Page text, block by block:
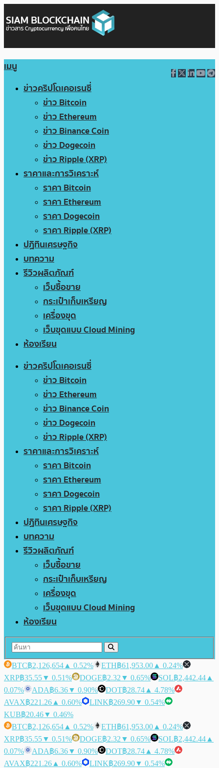
เมนู
ข่าวคริปโตเคอเรนซี่
ข่าว Bitcoin
ข่าว Ethereum
ข่าว Binance Coin
ข่าว Dogecoin
ข่าว Ripple (XRP)
ราคาและการวิเคราะห์
ราคา Bitcoin
ราคา Ethereum
ราคา Dogecoin
ราคา Ripple (XRP)
ปฏิทินเศรษฐกิจ
บทความ
รีวิวผลิตภัณฑ์
เว็บซื้อขาย
กระเป๋าเก็บเหรียญ
เครื่องขุด
เว็บขุดแบบ Cloud Mining
ห้องเรียน
ข่าวคริปโตเคอเรนซี่
ข่าว Bitcoin
ข่าว Ethereum
ข่าว Binance Coin
ข่าว Dogecoin
ข่าว Ripple (XRP)
ราคาและการวิเคราะห์
ราคา Bitcoin
ราคา Ethereum
ราคา Dogecoin
ราคา Ripple (XRP)
ปฏิทินเศรษฐกิจ
บทความ
รีวิวผลิตภัณฑ์
เว็บซื้อขาย
กระเป๋าเก็บเหรียญ
เครื่องขุด
เว็บขุดแบบ Cloud Mining
ห้องเรียน
BTC฿2,126,654 ▲ 0.52% ETH฿61,953.00 ▲ 0.24%
XRP฿35.55▼ 0.51% DOGE฿2.32 ▼ 0.65% SOL฿2,442.44 ▲
0.07%
ADA฿6.36▼ 0.90% DOT฿28.74 ▲ 4.78%
AVAX฿221.26 ▲ 0.60% LINK฿269.90▼ 0.54%
KUB฿20.46▼ 0.46%
BTC฿2,126,654 ▲ 0.52% ETH฿61,953.00 ▲ 0.24%
XRP฿35.55▼ 0.51% DOGE฿2.32 ▼ 0.65% SOL฿2,442.44 ▲
0.07%
ADA฿6.36▼ 0.90% DOT฿28.74 ▲ 4.78%
AVAX฿221.26 ▲ 0.60% LINK฿269.90▼ 0.54%